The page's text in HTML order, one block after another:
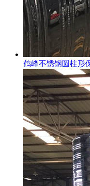
鹤峰不锈钢圆柱形